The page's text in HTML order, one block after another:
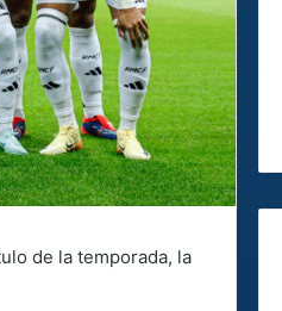
de la temporada, la